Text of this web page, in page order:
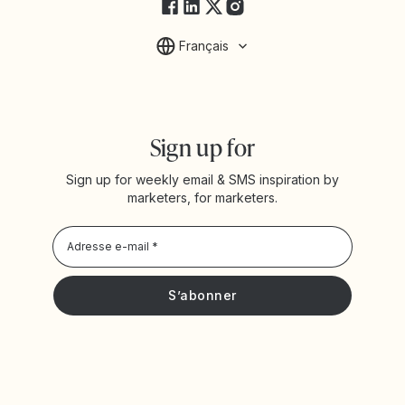
Français
Sign up for
Sign up for weekly email & SMS inspiration by
marketers, for marketers.